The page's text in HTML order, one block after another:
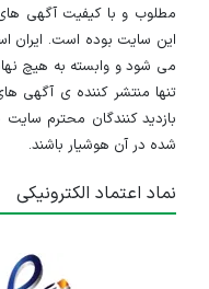
مطلوب و با کیفیت آگهی
این سایت بوده است.
می شود و وابسته به هیچ
تنها منتشر کننده ی آگهی
بازدید کنندگان محترم
شده در آن هوشیار باشند.
نماد اعتماد الکترونیکی